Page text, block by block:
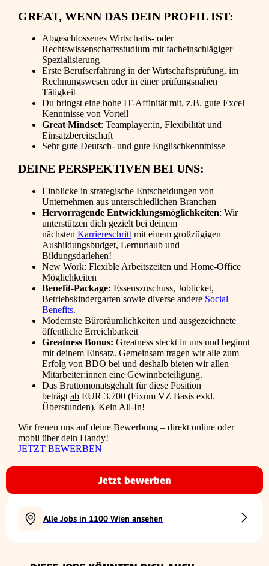
GREAT, WENN DAS DEIN PROFIL IST:
Abgeschlossenes Wirtschafts- oder
Rechtswissenschaftsstudium mit facheinschlägiger
Spezialisierung
Erste Berufserfahrung in der Wirtschaftsprüfung, im
Rechnungswesen oder in einer prüfungsnahen
Tätigkeit
Du bringst eine hohe IT-Affinität mit, z.B. gute Excel
Kenntnisse von Vorteil
Great Mindset: Teamplayer:in, Flexibilität und
Einsatzbereitschaft
Sehr gute Deutsch- und gute Englischkenntnisse
DEINE PERSPEKTIVEN BEI UNS:
Einblicke in strategische Entscheidungen von
Unternehmen aus unterschiedlichen Branchen
Hervorragende Entwicklungsmöglichkeiten: Wir
unterstützen dich gezielt bei deinem
nächsten Karriereschritt mit einem großzügigen
Ausbildungsbudget, Lernurlaub und
Bildungsdarlehen!
New Work: Flexible Arbeitszeiten und Home-Office
Möglichkeiten
Benefit-Package: Essenszuschuss, Jobticket,
Betriebskindergarten sowie diverse andere Social
Benefits.
Modernste Büroräumlichkeiten und ausgezeichnete
öffentliche Erreichbarkeit
Greatness Bonus: Greatness steckt in uns und beginnt
mit deinem Einsatz. Gemeinsam tragen wir alle zum
Erfolg von BDO bei und deshalb bieten wir allen
Mitarbeiter:innen eine Gewinnbeteiligung.
Das Bruttomonatsgehalt für diese Position
beträgt ab EUR 3.700 (Fixum VZ Basis exkl.
Überstunden). Kein All-In!
Wir freuen uns auf deine Bewerbung – direkt online oder
mobil über dein Handy!
JETZT BEWERBEN
Jetzt bewerben
Alle Jobs in 1100 Wien ansehen